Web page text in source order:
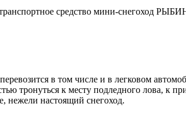
средство мини-снегоход
в том числе и в легковом
тронуться к месту подледного лова, к
нежели настоящий снегоход.